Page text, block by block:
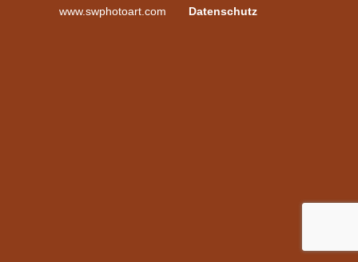
www.swphotoart.com
Datenschutz